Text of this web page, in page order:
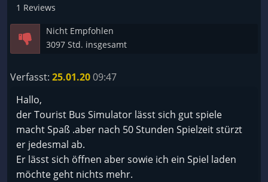
1 Reviews
Nicht Empfohlen
3097 Std. insgesamt
Verfasst: 25.01.2009:47
Hallo,
der Tourist Bus Simulator lässt sich gut spiele
macht Spaß .aber nach 50 Stunden Spielzeit stürzt
er jedesmal ab.
Er lässt sich öffnen aber sowie ich ein Spiel laden
möchte geht nichts mehr.